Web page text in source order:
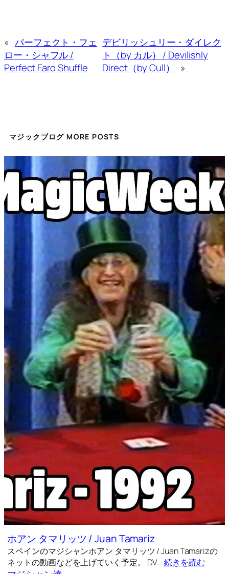
« パーフェクト・フェ
ロー・シャフル /
Perfect Faro Shuffle
デビリッシュリー・ダイレク
ト（by カル） / Devilishly
Direct（by Cull）
»
マジックブログ MORE POSTS
ホアン タマリッツ / Juan Tamariz
スペインのマジシャンホアン タマリッツ / Juan Tamarizの
ネットの動画などを上げていく予定。 DV…続きを読む